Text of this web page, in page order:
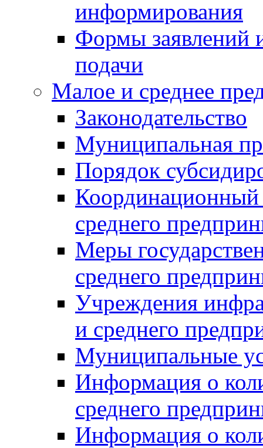
информирования
Формы заявлений
подачи
Малое и среднее
Законодательство
Муниципальная
Порядок
Координационный
среднего
Меры
среднего
Учреждения
и среднего
Муниципальные
Информация о
среднего
Информация о